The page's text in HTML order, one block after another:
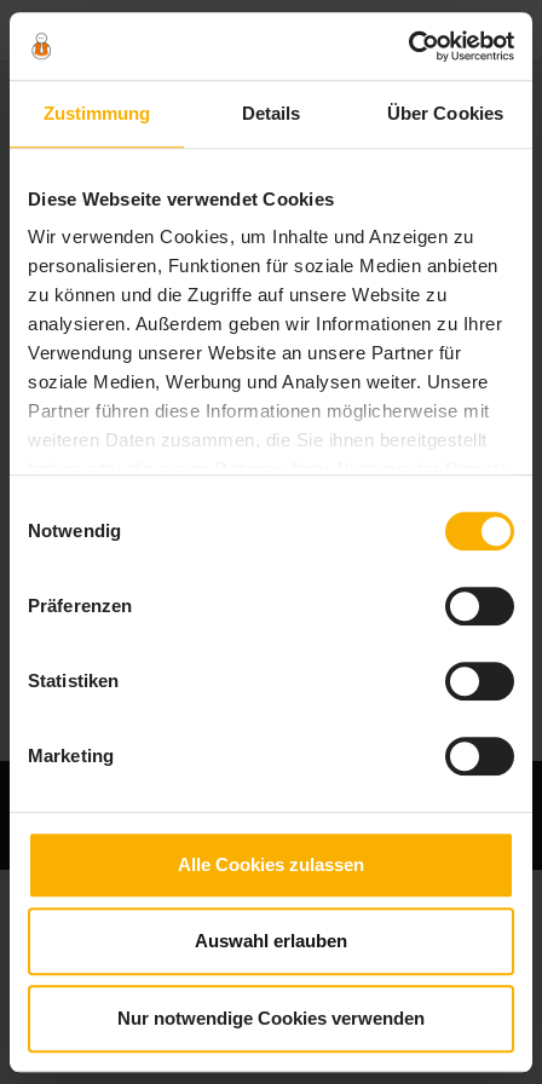
Zustimmung Details Über Cookies
Diese Webseite verwendet Cookies
Wir verwenden Cookies, um Inhalte und Anzeigen zu
personalisieren, Funktionen für soziale Medien anbieten
zu können und die Zugriffe auf unsere Website zu
analysieren. Außerdem geben wir Informationen zu Ihrer
Verwendung unserer Website an unsere Partner für
soziale Medien, Werbung und Analysen weiter. Unsere
Partner führen diese Informationen möglicherweise mit
weiteren Daten zusammen, die Sie ihnen bereitgestellt
Cookies, wenn Sie unsere Webseite weiterhin nutzen.
Notwendig
Präferenzen
Statistiken
Marketing
Alle Cookies zulassen
Auswahl erlauben
Nur notwendige Cookies verwenden
S
t
r
e
i
t
e
»Norwegen
Tag - Norwegen
Norwegen
Nordkap auf der Insel
Magerøya in Norwegen
Norwegen
Aquarium in Bergen ist das
perfekte Ausflugszielt für...
Norwegen
Sehenswürdigkeiten Oslo:
Impressum Datenschutz